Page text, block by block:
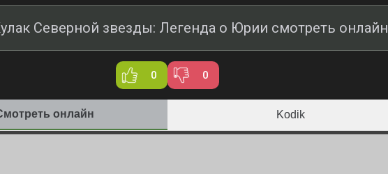
Северной звезды: Легенда о Юрии смотреть онлайн
0 0
онлайн Kodik